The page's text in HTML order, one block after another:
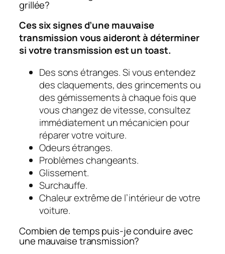
grillée?
Ces six signes d’une mauvaise
transmission vous aideront à déterminer
si votre transmission est un toast.
Des sons étranges. Si vous entendez
des claquements, des grincements ou
des gémissements à chaque fois que
vous changez de vitesse, consultez
immédiatement un mécanicien pour
réparer votre voiture.
Odeurs étranges.
Problèmes changeants.
Glissement.
Surchauffe.
Chaleur extrême de l’intérieur de votre
voiture.
Combien de temps puis-je conduire avec
une mauvaise transmission?